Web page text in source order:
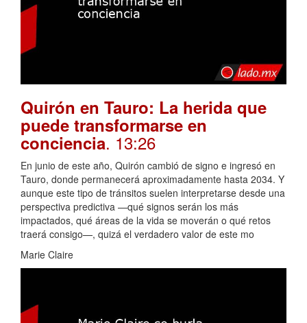
Quirón en Tauro: La herida que
puede transformarse en
conciencia. 13:26
En junio de este año, Quirón cambió de signo e ingresó en
Tauro, donde permanecerá aproximadamente hasta 2034. Y
aunque este tipo de tránsitos suelen interpretarse desde una
perspectiva predictiva —qué signos serán los más
impactados, qué áreas de la vida se moverán o qué retos
traerá consigo—, quizá el verdadero valor de este mo
Marie Claire